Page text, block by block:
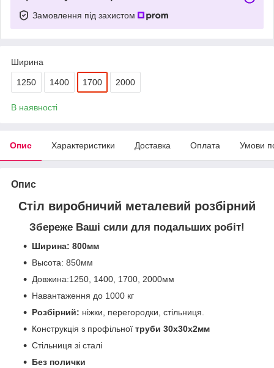
Замовлення під захистом
Ширина
1250 1400 1700 2000
В наявності
Опис Характеристики Доставка Оплата Умови
Опис
Стіл виробничий металевий розбірний
Збереже Ваші сили для подальших робіт!
Ширина: 800мм
Высота: 850мм
Довжина:1250, 1400, 1700, 2000мм
Навантаження до 1000 кг
Розбірний: ніжки, перегородки, стільниця.
Конструкція з профільної труби 30х30х2мм
Стільниця зі сталі
Без полички